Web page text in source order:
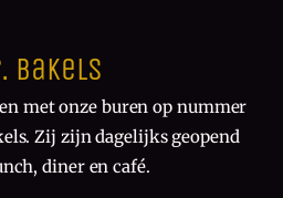
Bakels
met onze buren op nummer
Zij zijn dagelijks geopend
diner en café.